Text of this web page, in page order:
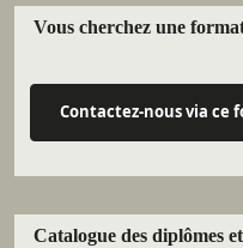
Vous cherchez une
Contactez-nous via ce
Catalogue des diplômes